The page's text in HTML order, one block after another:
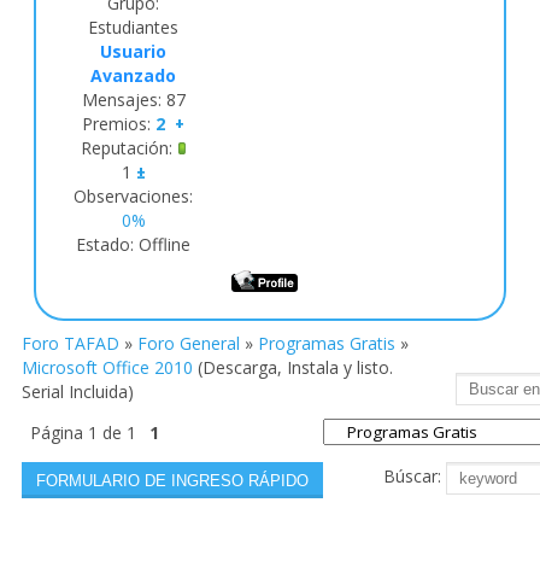
Estudiantes
Usuario
Avanzado
Mensajes: 87
Premios: 2 +
Reputación:
1 ±
Observaciones:
0%
Estado: Offline
Foro TAFAD » Foro General » Programas Gratis »
Microsoft Office 2010 (Descarga, Instala y listo.
Serial Incluida)
Página 1 de 1
1
Búscar: